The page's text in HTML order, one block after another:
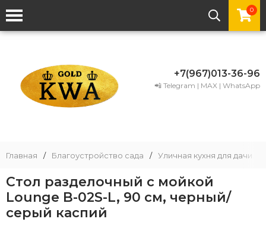
0
+7(967)013-36-96
📲 Telegram | MAX | WhatsApp
Главная / Благоустройство сада / Уличная кухня для дачи
Стол разделочный с мойкой
Lounge B-02S-L, 90 см, черный/
серый каспий